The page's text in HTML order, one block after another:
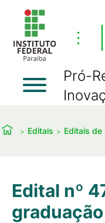
⋮
Pró-
Editais Editais de
Edital nº
graduação